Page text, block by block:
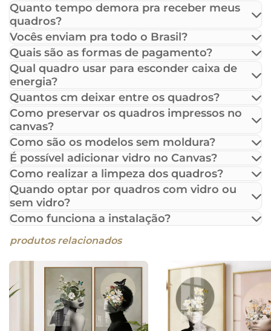
Quanto tempo demora pra receber meus
quadros?
Vocês enviam pra todo o Brasil?
Quais são as formas de pagamento?
Qual quadro usar para esconder caixa de
energia?
Quantos cm deixar entre os quadros?
Como preservar os quadros impressos no
canvas?
Como são os modelos sem moldura?
É possível adicionar vidro no Canvas?
Como realizar a limpeza dos quadros?
Quando optar por quadros com vidro ou
sem vidro?
Como funciona a instalação?
produtos relacionados